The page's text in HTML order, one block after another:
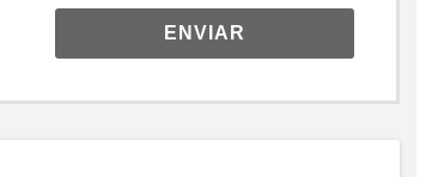
ENVIAR